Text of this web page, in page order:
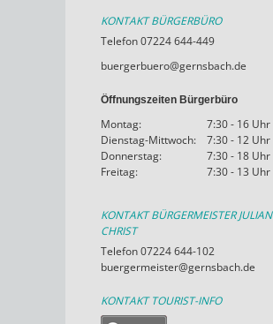
KONTAKT BÜRGERBÜRO
Telefon 07224 644-449
buergerbuero@gernsbach.de
Öffnungszeiten Bürgerbüro
Montag:
7:30 - 16 Uhr
Dienstag-Mittwoch:
7:30 - 12 Uhr
Donnerstag:
7:30 - 18 Uhr
Freitag:
7:30 - 13 Uhr
KONTAKT BÜRGERMEISTER JULIAN
CHRIST
Telefon 07224 644-102
buergermeister@gernsbach.de
KONTAKT TOURIST-INFO